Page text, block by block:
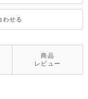
わせる
商品
レビュー